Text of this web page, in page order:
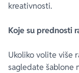
kreativnosti.
Koje su prednosti
Ukoliko volite više
sagledate šablone